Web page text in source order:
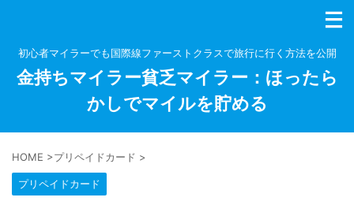
初心者マイラーでも国際線ファーストクラスで旅行に行く方法を公開
金持ちマイラー貧乏マイラー：ほったら
かしでマイルを貯める
HOME >プリペイドカード >
プリペイドカード